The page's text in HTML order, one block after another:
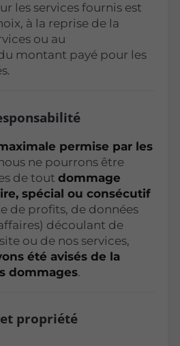
les services fournis est
à la reprise de la
ou au
montant payé pour les
permise par les
ne pourrons être
de toutdommage
spécial ou consécutif
de profits, de données
découlant de
ou de nos services,
été avisés de la
dommages.
propriété